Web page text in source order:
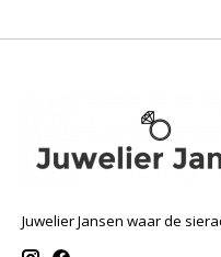
Juwelier Jansen waar de